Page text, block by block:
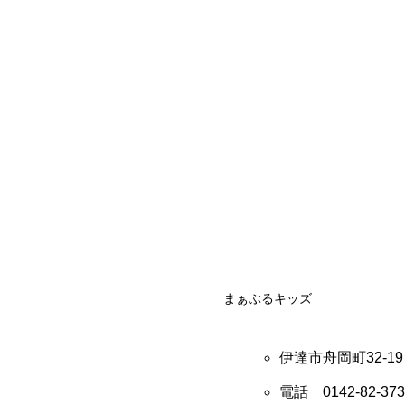
まぁぶるキッズ
伊達市舟岡町32-19
電話0142-82-